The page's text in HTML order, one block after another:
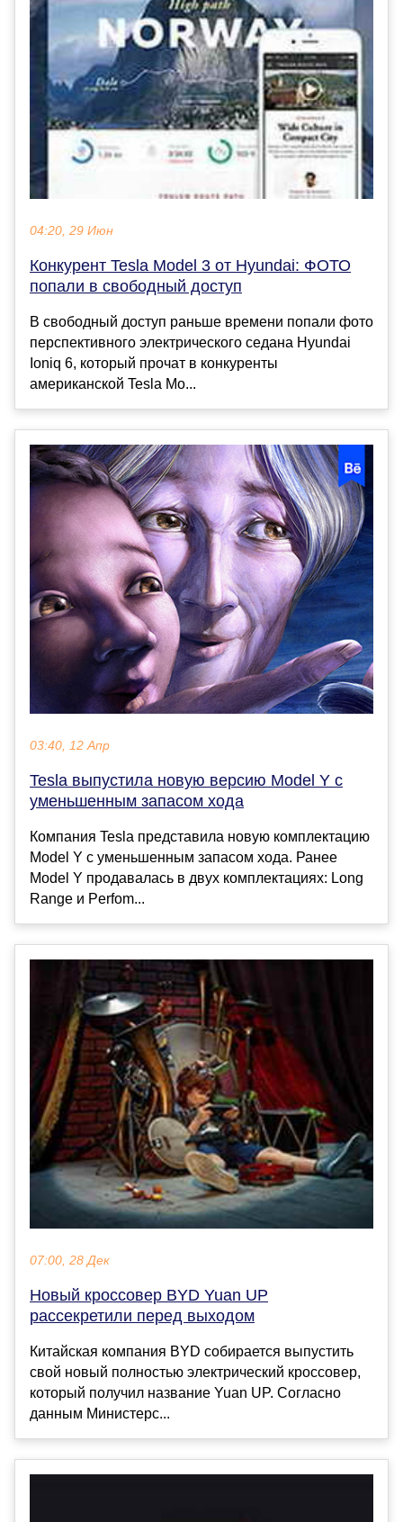
04:20, 29 Июн
Конкурент Tesla Model 3 от Hyundai: ФОТО
попали в свободный доступ
В свободный доступ раньше времени попали фото
перспективного электрического седана Hyundai
Ioniq 6, который прочат в конкуренты
американской Tesla Mo...
03:40, 12 Апр
Tesla выпустила новую версию Model Y с
уменьшенным запасом хода
Компания Tesla представила новую комплектацию
Model Y с уменьшенным запасом хода. Ранее
Model Y продавалась в двух комплектациях: Long
Range и Perfom...
07:00, 28 Дек
Новый кроссовер BYD Yuan UP
рассекретили перед выходом
Китайская компания BYD собирается выпустить
свой новый полностью электрический кроссовер,
который получил название Yuan UP. Согласно
данным Министерс...